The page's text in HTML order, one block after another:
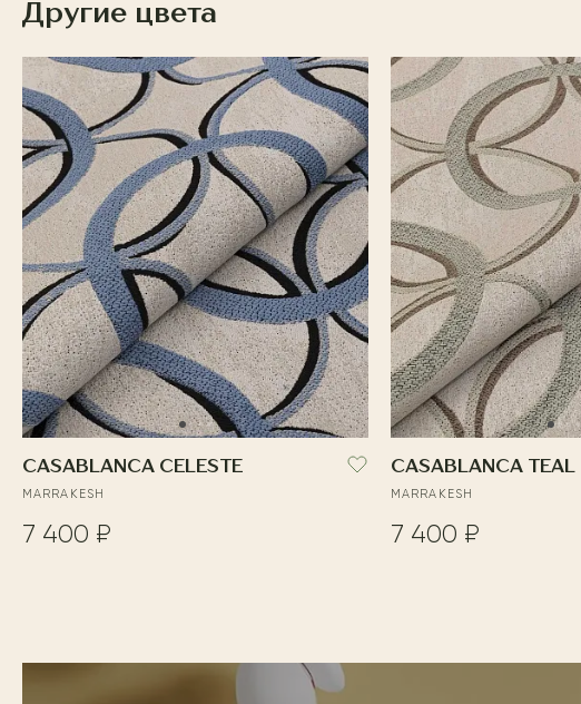
Другие цвета
CASABLANCA CELESTE
MARRAKESH
7 400 ₽
CASABLANCA TEAL
MARRAKESH
7 400 ₽